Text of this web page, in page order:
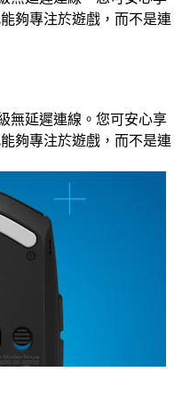
夠專注於遊戲，而不是連
無延遲連線。您可安心享
夠專注於遊戲，而不是連